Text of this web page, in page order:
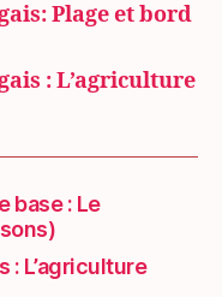
Plage et bord
: L’agriculture
base : Le
: L’agriculture